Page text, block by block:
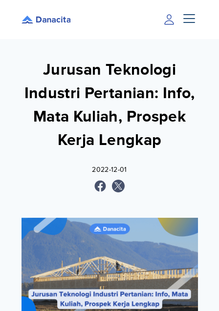
Jurusan Teknologi
Industri Pertanian: Info,
Mata Kuliah, Prospek
Kerja Lengkap
2022-12-01